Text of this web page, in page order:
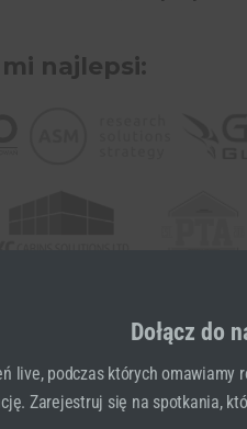
najlepsi:
Dołącz do
live, podczas których
Zarejestruj się na spotkania,